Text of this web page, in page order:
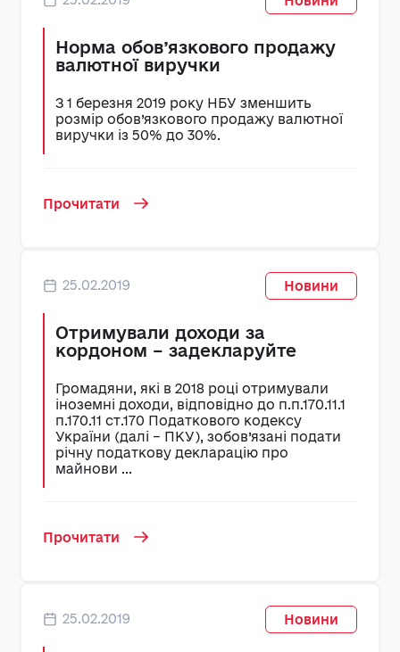
Норма обов’язкового продажу
валютної виручки
З 1 березня 2019 року НБУ зменшить
розмір обов’язкового продажу валютної
виручки із 50% до 30%.
Прочитати
25.02.2019 Новини
Отримували доходи за
кордоном – задекларуйте
Громадяни, які в 2018 році отримували
іноземні доходи, відповідно до п.п.170.11.1
п.170.11 ст.170 Податкового кодексу
України (далі – ПКУ), зобов’язані подати
річну податкову декларацію про
майнови ...
Прочитати
25.02.2019 Новини